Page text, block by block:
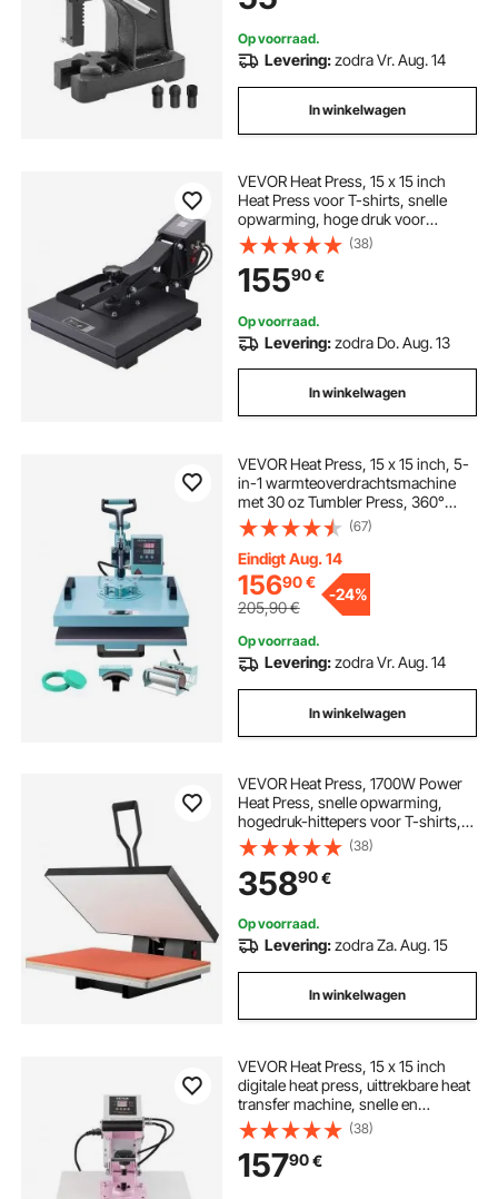
Strekken, Vormen
Op voorraad.
Levering:zodra Vr. Aug. 14
In winkelwagen
VEVOR Heat Press, 15 x 15 inch
Heat Press voor T-shirts, snelle
opwarming, hoge druk voor
industriële digitale sublimatieprinter
voor warmteoverdrachtvinyl, 15 x
15 inch, zwart
(38)
15590€
Op voorraad.
Levering:zodra Do. Aug. 13
In winkelwagen
VEVOR Heat Press, 15 x 15 inch, 5-
in-1 warmteoverdrachtsmachine
met 30 oz Tumbler Press, 360°
wegzwenkbare T-shirtpers, digitale
nauwkeurige controle, voor T-
shirts/mokken/hoeden/borden,
groen
(67)
Eindigt Aug. 14
15690€
205,90€
-24%
Op voorraad.
Levering:zodra Vr. Aug. 14
In winkelwagen
VEVOR Heat Press, 1700W Power
Heat Press, snelle opwarming,
hogedruk-hittepers voor T-shirts,
digitale industriële sublimatieprinter
voor warmteoverdrachtvinyl
406x610mm
(38)
35890€
Op voorraad.
Levering:zodra Za. Aug. 15
In winkelwagen
VEVOR Heat Press, 15 x 15 inch
digitale heat press, uittrekbare heat
transfer machine, snelle en
gelijkmatige verwarming, 2-laags
isolatiekatoen, heat transfer
machine voor T-
shirts/kussens/tassen, roze
(38)
15790€